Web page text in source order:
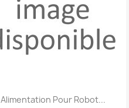
Alimentation Pour Robot...